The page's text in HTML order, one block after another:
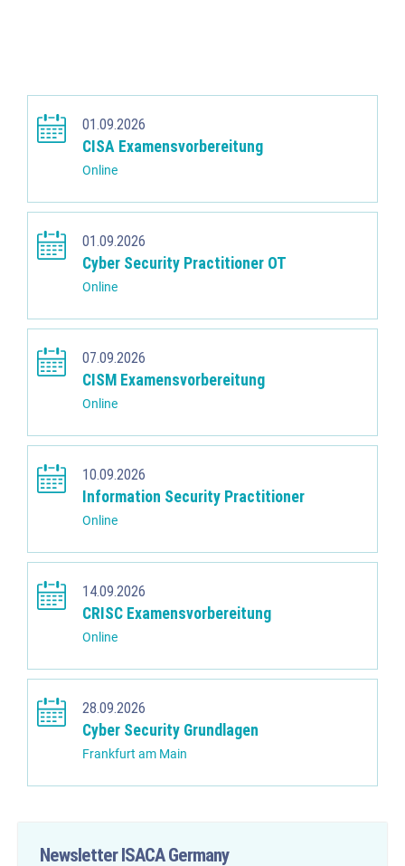
01.09.2026
CISA Examensvorbereitung
Online
01.09.2026
Cyber Security Practitioner OT
Online
07.09.2026
CISM Examensvorbereitung
Online
10.09.2026
Information Security Practitioner
Online
14.09.2026
CRISC Examensvorbereitung
Online
28.09.2026
Cyber Security Grundlagen
Frankfurt am Main
Newsletter ISACA Germany